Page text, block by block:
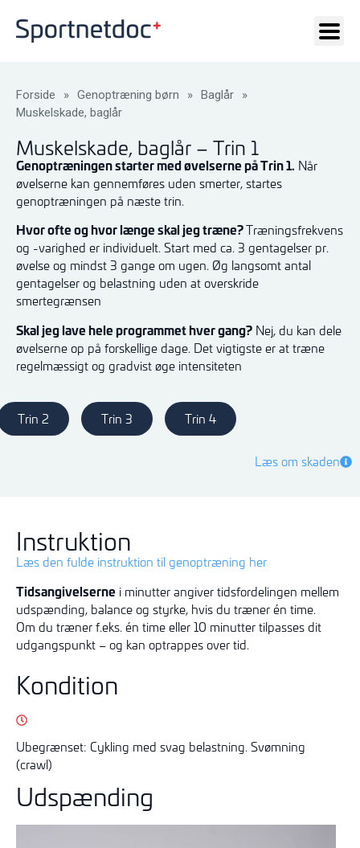
Forside » Genoptræning børn » Baglår
»
Muskelskade, baglår
Muskelskade, baglår – Trin 1
Genoptræningen starter med øvelserne på Trin 1. Når
øvelserne kan gennemføres uden smerter, startes
genoptræningen på næste trin.
Hvor ofte og hvor længe skal jeg træne?Træningsfrekvens
og -varighed er individuelt. Start med ca. 3 gentagelser pr.
øvelse og mindst 3 gange om ugen. Øg langsomt antal
gentagelser og belastning uden at overskride
smertegrænsen
Skal jeg lave hele programmet hver gang? Nej, du kan dele
øvelserne op på forskellige dage. Det vigtigste er at træne
regelmæssigt og gradvist øge intensiteten
Trin 2 Trin 3 Trin 4
Læs om skaden
Instruktion
Læs den fulde instruktion til genoptræning her
Tidsangivelserne i minutter angiver tidsfordelingen mellem
udspænding, balance og styrke, hvis du træner én time.
Om du træner f.eks. én time eller 10 minutter tilpasses dit
udgangspunkt – og kan optrappes over tid.
Kondition
Ubegrænset: Cykling med svag belastning. Svømning
(crawl)
Udspænding